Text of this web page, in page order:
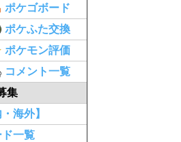
ポケゴボード
ポケふた交換
ポケモン評価
コメント一覧
集
海外】
一覧